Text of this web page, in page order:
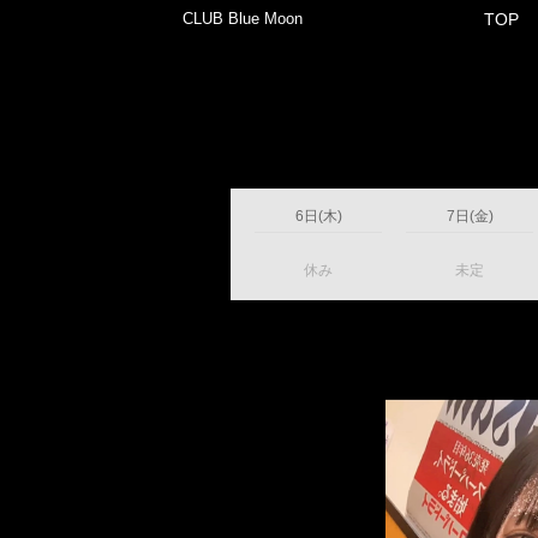
CLUB Blue Moon TOP
6日(木) 7日(金)
休み 未定